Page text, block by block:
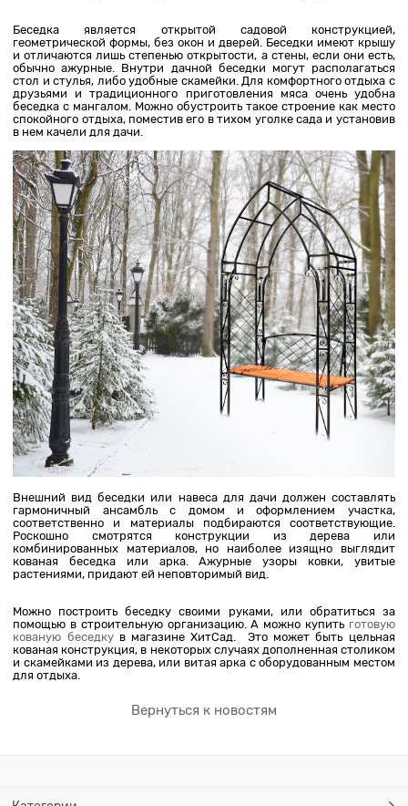
Беседка является открытой садовой конструкцией,
геометрической формы, без окон и дверей. Беседки имеют крышу
и отличаются лишь степенью открытости, а стены, если они есть,
обычно ажурные. Внутри дачной беседки могут располагаться
стол и стулья, либо удобные скамейки. Для комфортного отдыха с
друзьями и традиционного приготовления мяса очень удобна
беседка с мангалом. Можно обустроить такое строение как место
спокойного отдыха, поместив его в тихом уголке сада и установив
в нем качели для дачи.
Внешний вид беседки или навеса для дачи должен составлять
гармоничный ансамбль с домом и оформлением участка,
соответственно и материалы подбираются соответствующие.
Роскошно смотрятся конструкции из дерева или
комбинированных материалов, но наиболее изящно выглядит
кованая беседка или арка. Ажурные узоры ковки, увитые
растениями, придают ей неповторимый вид.
Можно построить беседку своими руками, или обратиться за
помощью в строительную организацию. А можно купить готовую
кованую беседкув магазине ХитСад. Это может быть цельная
кованая конструкция, в некоторых случаях дополненная столиком
и скамейками из дерева, или витая арка с оборудованным местом
для отдыха.
Вернуться к новостям